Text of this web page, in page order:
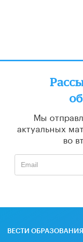
Мы
актуальных
во
ВЕСТИ ОБРАЗОВАНИЯ